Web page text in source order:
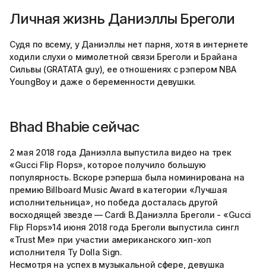
Личная жизнь Даниэллы Бреголи
Судя по всему, у Даниэллы нет парня, хотя в интернете
ходили слухи о мимолетной связи Бреголи и Брайана
Сильвы (GRATATA guy), ее отношениях с рэпером NBA
YoungBoy и даже о беременности девушки.
Bhad Bhabie сейчас
2 мая 2018 года Даниэлла выпустила видео на трек
«Gucci Flip Flops», которое получило большую
популярность. Вскоре рэперша была номинирована на
премию Billboard Music Award в категории «Лучшая
исполнительница», но победа досталась другой
восходящей звезде — Cardi B.Даниэлла Бреголи - «Gucci
Flip Flops»14 июня 2018 года Бреголи выпустила сингл
«Trust Me» при участии американского хип-хоп
исполнителя Ty Dolla Sign.
Несмотря на успех в музыкальной сфере, девушка